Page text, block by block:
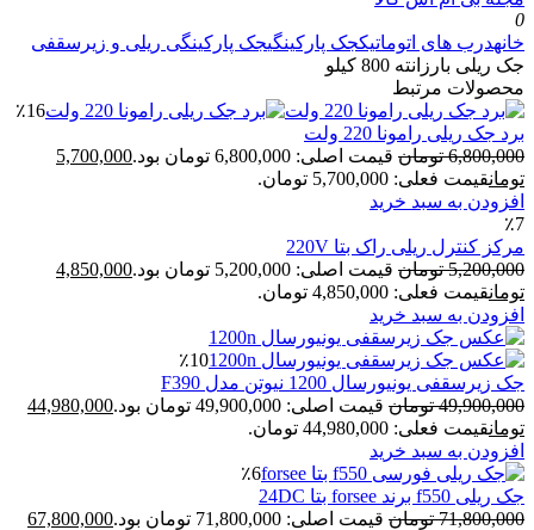
0
خانهدرب های اتوماتیکجک پارکینگیجک پارکینگی ریلی و زیرسقفی
جک ریلی بارزانته 800 کیلو
محصولات مرتبط
٪16
برد جک ریلی رامونا 220 ولت
6,800,000 تومان قیمت اصلی: 6,800,000 تومان بود.
5,700,000
تومانقیمت فعلی: 5,700,000 تومان.
افزودن به سبد خرید
٪7
مرکز کنترل ریلی راک بتا 220V
5,200,000 تومان قیمت اصلی: 5,200,000 تومان بود.
4,850,000
تومانقیمت فعلی: 4,850,000 تومان.
افزودن به سبد خرید
٪10
جک زیرسقفی یونیورسال 1200 نیوتن مدل F390
49,900,000 تومان قیمت اصلی: 49,900,000 تومان بود.
44,980,000
تومانقیمت فعلی: 44,980,000 تومان.
افزودن به سبد خرید
٪6
جک ریلی f550 برند forsee بتا 24DC
71,800,000 تومان قیمت اصلی: 71,800,000 تومان بود.
67,800,000